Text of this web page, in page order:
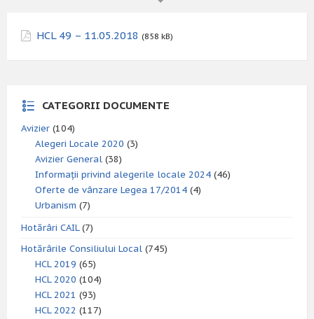
HCL 49 – 11.05.2018 (858 kB)
CATEGORII DOCUMENTE
Avizier (104)
Alegeri Locale 2020 (3)
Avizier General (38)
Informații privind alegerile locale 2024 (46)
Oferte de vânzare Legea 17/2014 (4)
Urbanism (7)
Hotărâri CAIL(7)
Hotărârile Consiliului Local (745)
HCL 2019 (65)
HCL 2020 (104)
HCL 2021 (93)
HCL 2022 (117)